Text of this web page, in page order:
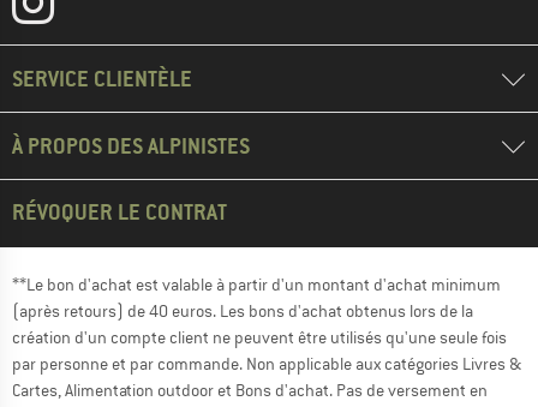
SERVICE CLIENTÈLE
À PROPOS DES ALPINISTES
RÉVOQUER LE CONTRAT
**Le bon d'achat est valable à partir d'un montant d'achat minimum
(après retours) de 40 euros. Les bons d'achat obtenus lors de la
création d'un compte client ne peuvent être utilisés qu'une seule fois
par personne et par commande. Non applicable aux catégories Livres &
Cartes, Alimentation outdoor et Bons d'achat. Pas de versement en